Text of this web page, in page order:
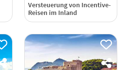
Versteuerung von Incentive-
Reisen im Inland